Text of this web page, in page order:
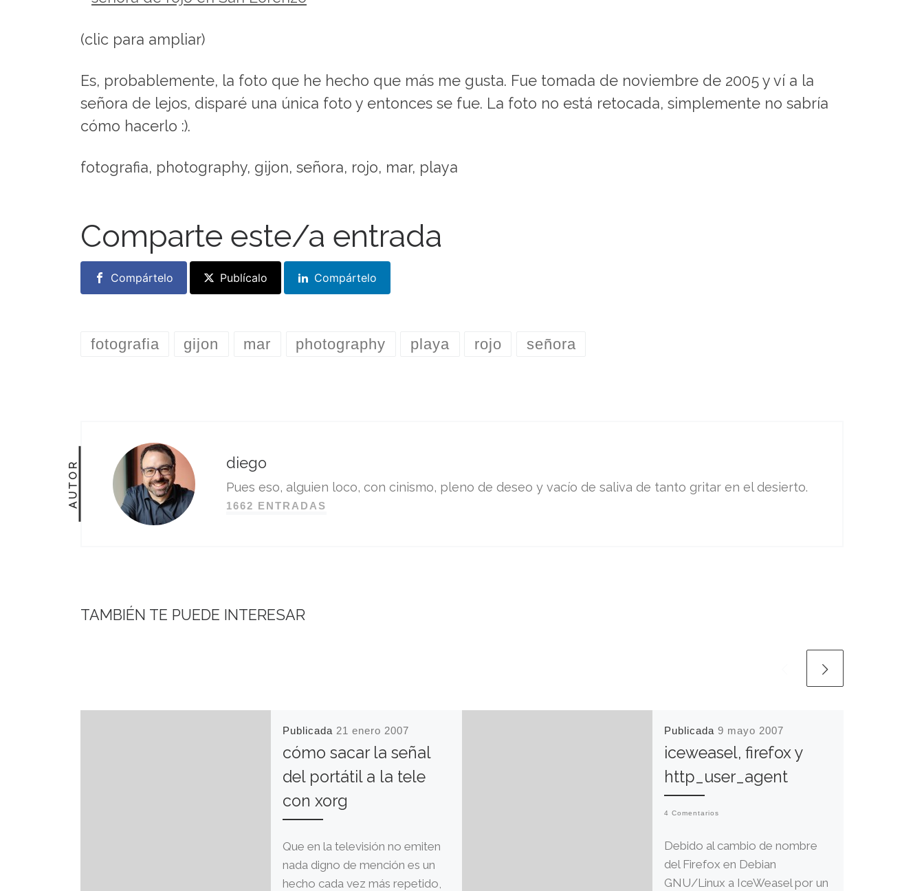
(clic para ampliar)
Es, probablemente, la foto que he hecho que más me gusta. Fue tomada de noviembre de 2005 y ví a la
señora de lejos, disparé una única foto y entonces se fue. La foto no está retocada, simplemente no sabría
cómo hacerlo :).
fotografia, photography, gijon, señora, rojo, mar, playa
Comparte este/a entrada
Compártelo Publícalo Compártelo
fotografia gijon mar photography playa rojo señora
AUTOR diego
Pues eso, alguien loco, con cinismo, pleno de deseo y vacío de saliva de tanto gritar en el desierto.
1662 ENTRADAS
TAMBIÉN TE PUEDE INTERESAR
Publicada 21 enero 2007
cómo sacar la señal
del portátil a la tele
con xorg
Que en la televisión no emiten
nada digno de mención es un
hecho cada vez más repetido,
Publicada9 mayo 2007
iceweasel, firefox y
http_user_agent
4 Comentarios
Debido al cambio de nombre
del Firefox en Debian
GNU/Linux a IceWeasel por un